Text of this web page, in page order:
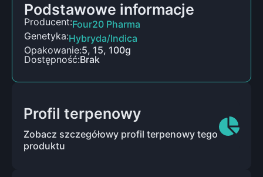
Podstawowe informacje
Producent:Four20 Pharma
Genetyka:Hybryda/Indica
Opakowanie:5, 15, 100g
Dostępność:Brak
Profil terpenowy
Zobacz szczegółowy profil terpenowy tego
produktu